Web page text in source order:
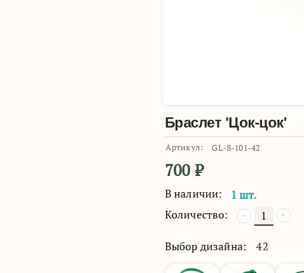
Браслет 'Цок-цок'
Артикул: GL-8-101-42
700 ₽
В наличии:
1 шт.
Количество:
+
−
Выбор дизайна: 42